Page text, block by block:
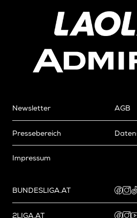
Newsletter
Pressebereich
Impressum
AGB
BUNDESLIGA.AT
2LIGA.AT